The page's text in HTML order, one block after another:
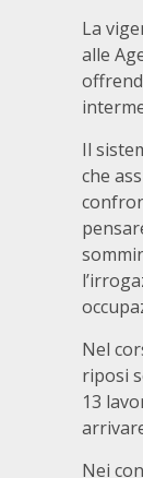
La
alle
Il
che
Nel
riposi
13
Nei